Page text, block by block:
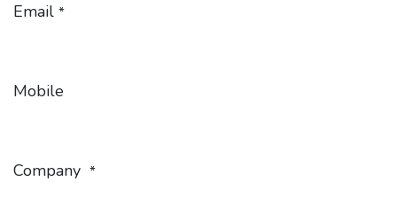
Email *
Mobile
Company *